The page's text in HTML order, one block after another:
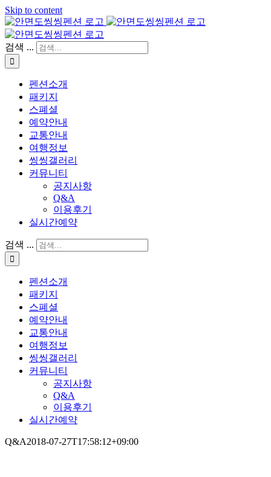
Skip to content
검색 ...
펜션소개
패키지
스폐셜
예약안내
교통안내
여행정보
씽씽갤러리
커뮤니티
공지사항
Q&A
이용후기
실시간예약
검색 ...
펜션소개
패키지
스폐셜
예약안내
교통안내
여행정보
씽씽갤러리
커뮤니티
공지사항
Q&A
이용후기
실시간예약
Q&A2018-07-27T17:58:12+09:00